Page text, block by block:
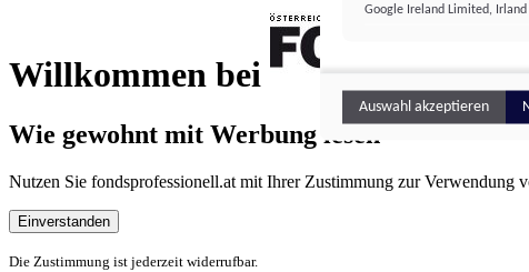
Willkommen bei
FONDS
Wie gewohnt mit Werbung lesen
Nutzen Sie fondsprofessionell.at mit Ihrer Zustimmung zur Verwendung
Einverstanden
Die Zustimmung ist jederzeit widerrufbar.
Google Ireland Limited, Irland
Auswahl akzeptieren